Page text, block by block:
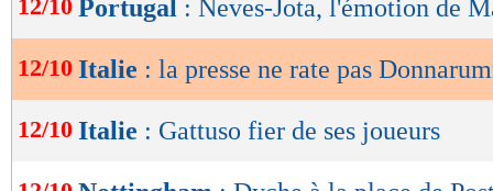
de
OK
12/10 Portugal : Neves-Jota, l'émotion de
12/10 Italie : la presse ne rate pas
12/10 Italie : Gattuso fier de ses joueurs